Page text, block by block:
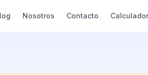
Nosotros Contacto